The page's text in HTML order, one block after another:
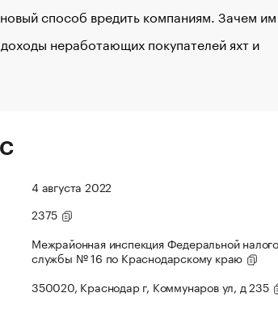
способ вредить компаниям. Зачем
неработающих покупателей яхт и
4 августа 2022
2375
Межрайонная инспекция Федеральной
службы № 16 по Краснодарскому краю
350020, Краснодар г, Коммунаров ул, д 235